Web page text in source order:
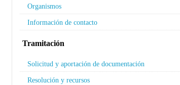
Organismos
Información de contacto
Tramitación
Solicitud y aportación de documentación
Resolución y recursos